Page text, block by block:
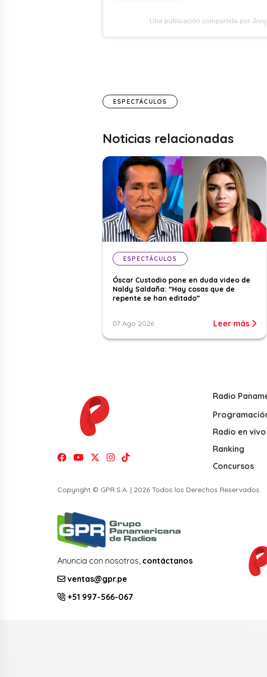
Una publicación compartida por
ESPECTÁCULOS
Noticias relacionadas
ESPECTÁCULOS
Óscar Custodio pone en duda video de
Naldy Saldaña: “Hay cosas que de
repente se han editado”
07 Ago 2026 Leer más
Radio
Radio en vivo
Ranking
Concursos
Copyright © GPR S.A. | 2026 Todos los Derechos Reservados.
Anuncia con nosotros, contáctanos
ventas@gpr.pe
+51 997-566-067